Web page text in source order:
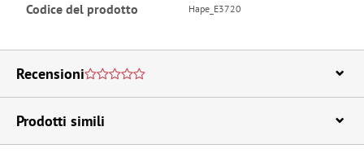
Codice del prodotto Hape_E3720
Recensioni
Prodotti simili